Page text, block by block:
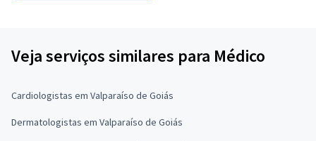
Veja serviços similares para Médico
Cardiologistas em Valparaíso de Goiás
Dermatologistas em Valparaíso de Goiás